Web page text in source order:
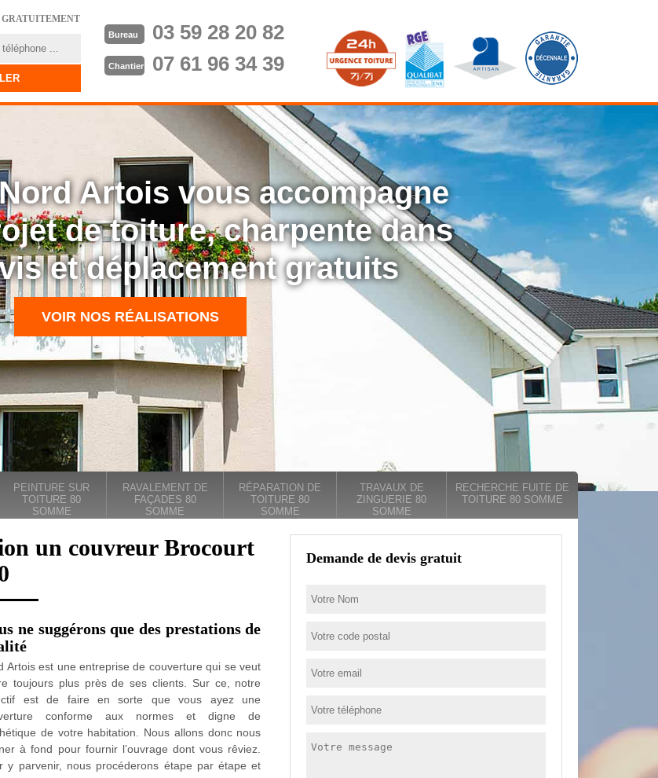
GRATUITEMENT
Bureau 03 59 28 20 82
Chantier 07 61 96 34 39
Artois vous accompagne
de toiture, charpente dans
et déplacement gratuits
VOIR NOS RÉALISATIONS
PEINTURE SUR
TOITURE 80
SOMME
RAVALEMENT DE
FAÇADES 80
SOMME
RÉPARATION DE
TOITURE 80
SOMME
TRAVAUX DE
ZINGUERIE 80
SOMME
RECHERCHE FUITE DE
TOITURE 80 SOMME
un couvreur Brocourt
ne suggérons que des prestations de
Artois est une entreprise de couverture qui se veut
toujours plus près de ses clients. Sur ce, notre
est de faire en sorte que vous ayez une
conforme aux normes et digne de
de votre habitation. Nous allons donc nous
à fond pour fournir l’ouvrage dont vous rêviez.
y parvenir, nous procéderons étape par étape et
Demande de devis gratuit